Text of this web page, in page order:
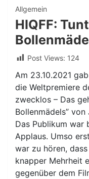
Allgemein
HIQFF:
Post Views: 124
Am 23.10.2021
die Weltpremiere
zwecklos – Das
Bollenmädels”
Das Publikum war
Applaus. Umso
war zu hören,
knapper Mehrheit
gegenüber dem